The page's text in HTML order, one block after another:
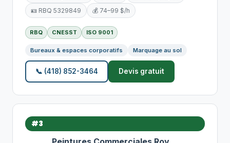
🪪 RBQ 5329849
💰 74–99 $/h
RBQ CNESST ISO 9001
Bureaux & espaces corporatifs Marquage au sol
📞 (418) 852-3464 Devis gratuit
#3